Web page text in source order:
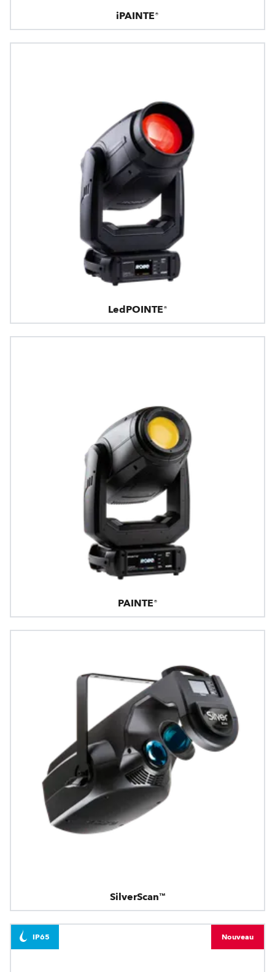
iPAINTE®
LedPOINTE®
PAINTE®
SilverScan™
IP65 Nouveau